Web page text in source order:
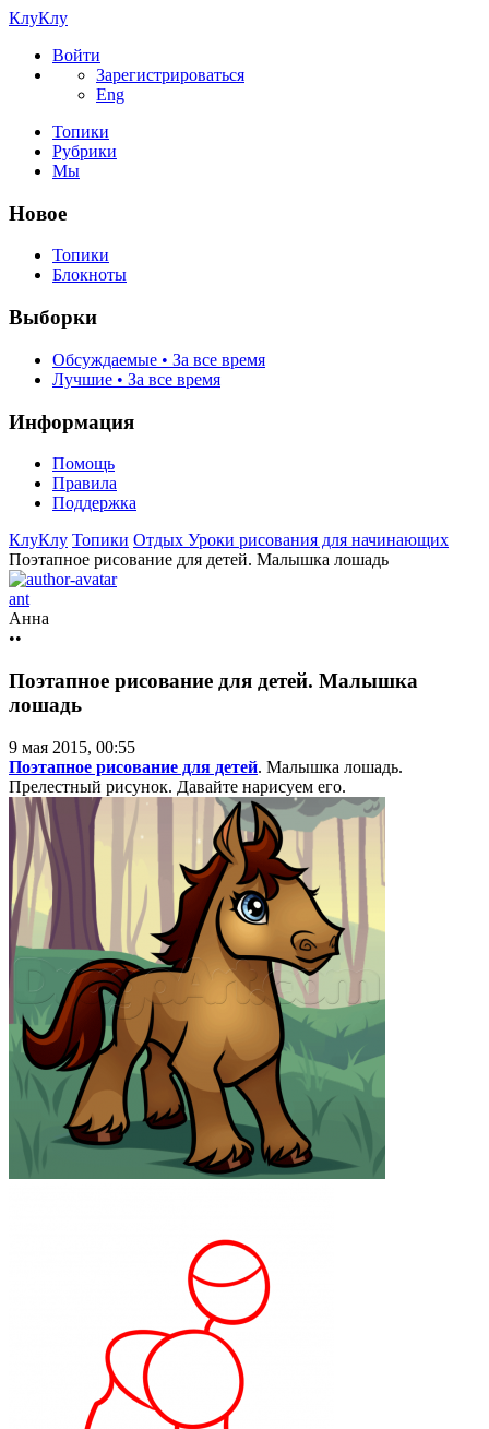
КлуКлу
Войти
Зарегистрироваться
Eng
Топики
Рубрики
Мы
Новое
Топики
Блокноты
Выборки
Обсуждаемые • За все время
Лучшие • За все время
Информация
Помощь
Правила
Поддержка
КлуКлу Топики Отдых Уроки рисования для начинающих
Поэтапное рисование для детей. Малышка лошадь
ant
Анна
••
Поэтапное рисование для детей. Малышка
лошадь
9 мая 2015, 00:55
Поэтапное рисование для детей. Малышка лошадь.
Прелестный рисунок. Давайте нарисуем его.